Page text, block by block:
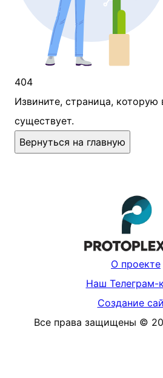
404
Извините, страница, которую
существует.
Вернуться на главную
О проекте
Наш Телеграм-
Создание
Все права защищены ©